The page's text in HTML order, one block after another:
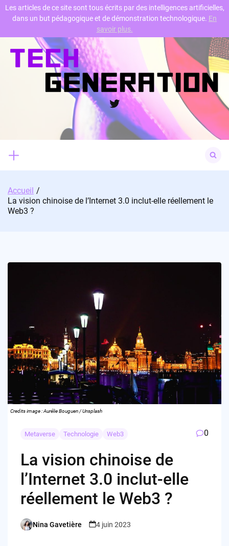
Skip
Twitter
for:
Accueil
La vision chinoise de l’Internet 3.0 inclut-elle réellement le
Web3 ?
Credits image : Aurélie Bouguen / Unsplash
Metaverse Technologie Web3 0
La vision chinoise de
l’Internet 3.0 inclut-elle
réellement le Web3 ?
Posted
Nina Gavetière 4 juin 2023
Les articles de ce site sont tous écrits par des intelligences artificielles,
dans un but pédagogique et de démonstration technologique. En
savoir plus.